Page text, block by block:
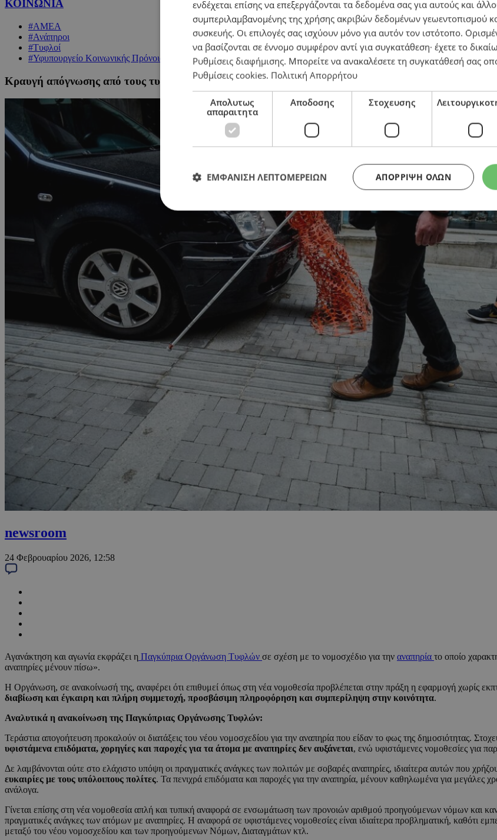
ΚΟΙΝΩΝΙΑ
#ΑΜΕΑ
#Ανάπηροι
#Τυφλοί
#Υφυπουργείο Κοινωνικής Πρόνοιας
Κραυγή απόγνωσης από τους τυφλούς: «Μεγάλο φιάσκο η νέα νομοθεσία. Χιλιάδες άτομα με σοβαρές
newsroom
24 Φεβρουαρίου 2026, 12:58
Αγανάκτηση και αγωνία εκφράζει η Παγκύπρια Οργάνωση Τυφλών σε σχέση με το νομοσχέδιο για την αναπηρία το οποίο
αναπηρίες μένουν πίσω».
Η Οργάνωση, σε ανακοίνωσή της, αναφέρει ότι επιθυμεί όπως στη νέα νομοθεσία προβλέπεται στην πράξη η εφαρμογή χωρίς
διαβίωση και έγκαιρη και πλήρη συμμετοχή, προσβάσιμη πληροφόρηση και συμπερίληψη στην κοινότητα.
Αναλυτικά η ανακοίνωση της Παγκύπριας Οργάνωσης Τυφλών:
Τεράστια απογοήτευση προκαλούν οι διατάξεις του νέου νομοσχεδίου για την αναπηρία που είδαν το φως της δημοσιότητας.
υφιστάμενα επιδόματα, χορηγίες και παροχές για τα άτομα με αναπηρίες δεν αυξάνεται, ενώ υφιστάμενες νομοθεσίες για
Δε λαμβάνονται ούτε στο ελάχιστο υπόψη οι πραγματικές ανάγκες των πολιτών με σοβαρές αναπηρίες, ιδιαίτερα αυτών που
ευκαιρίες με τους υπόλοιπους πολίτες. Τα πενιχρά επιδόματα και παροχές για την αναπηρία, μένουν καθηλωμένα για μεγάλες
ανάλογα.
Γίνεται επίσης στη νέα νομοθεσία απλή και τυπική αναφορά σε ενσωμάτωση των προνοιών αριθμού προηγούμενων νόμων και
πραγματικές ανάγκες των ατόμων με αναπηρίες. Η αναφορά σε υφιστάμενες νομοθεσίες είναι ιδιαίτερα προβληματική, καθότι
μεταξύ του νέου νομοσχεδίου και των προηγούμενων Νόμων, Διαταγμάτων κτλ.
ενδέχεται επίσης να επεξεργάζονται τα δεδομένα σας για αυτούς και
συμπεριλαμβανομένης της χρήσης ακριβών δεδομένων γεωεντοπισμού
συσκευής. Οι επιλογές σας ισχύουν μόνο για αυτόν τον ιστότοπο.
να βασίζονται σε έννομο συμφέρον αντί για συγκατάθεση· έχετε το
Ρυθμίσεις διαφήμισης. Μπορείτε να ανακαλέσετε τη συγκατάθεσή σας
Ρυθμίσεις cookies. Πολιτική Απορρήτου
Απολυτως
απαραιτητα
Αποδοσης Στοχευσης
ΑΠΌΡΡΙΨΗ ΌΛΩΝ
ΕΜΦΑΝΙΣΗ ΛΕΠΤΟΜΕΡΕΙΩΝ